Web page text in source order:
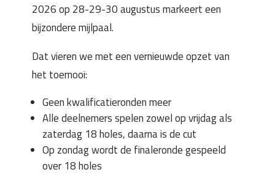
2026 op 28-29-30 augustus markeert een
bijzondere mijlpaal.
Dat vieren we met een vernieuwde opzet van
het toernooi:
Geen kwalificatieronden meer
Alle deelnemers spelen zowel op vrijdag als
zaterdag 18 holes, daarna is de cut
Op zondag wordt de finaleronde gespeeld
over 18 holes